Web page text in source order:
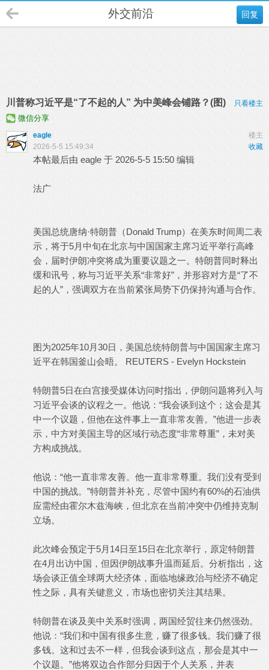
回复
外交前沿
川普称习近平是“了不起的人” 为中美峰会铺路？(图) 只看楼主
微信分享
楼主
eagle
收藏
2026-5-5 15:49:34
本帖最后由 eagle 于 2026-5-5 15:50 编辑
法广
美国总统唐纳·特朗普（Donald Trump）在美东时间周二表
示，将于5月中旬在北京与中国国家主席习近平举行高峰
会，届时伊朗冲突将成为重要议题之一。特朗普同时释出
缓和讯号，称与习近平关系“非常好”，并形容对方是“了不
起的人”，强调双方在当前紧张局势下仍保持沟通与合作。
图为2025年10月30日，美国总统特朗普与中国国家主席习
近平在韩国釜山会晤。 REUTERS - Evelyn Hockstein
特朗普5日在白宫接受媒体访问时指出，伊朗问题将列入与
习近平会谈的议程之一。他说：“我会谈到这个；这会是其
中一个议题，但他在这件事上一直非常友善。”他进一步表
示，中方对美国主导的区域行动态度“非常尊重”，未对美
方构成挑战。
他说：“他一直非常友善。他一直非常尊重。我们没有受到
中国的挑战。”特朗普并补充，尽管中国约有60%的石油供
应需经由霍尔木兹海峡，但北京在当前冲突中仍维持克制
立场。
此次峰会预定于5月14日至15日在北京举行，原定特朗普
在4月出访中国，但因伊朗战事升温而延后。分析指出，这
场会谈正值全球两大经济体，面临地缘政治与经济不确定
性之际，具有关键意义，市场也密切关注其结果。
特朗普在谈及美中关系时强调，两国经贸往来仍然强劲。
他说：“我们和中国有很多生意，赚了很多钱。我们赚了很
多钱。这和过去不一样，但我会谈到这点，那会是其中一
个议题。”他将双边合作部分归因于个人关系，并表